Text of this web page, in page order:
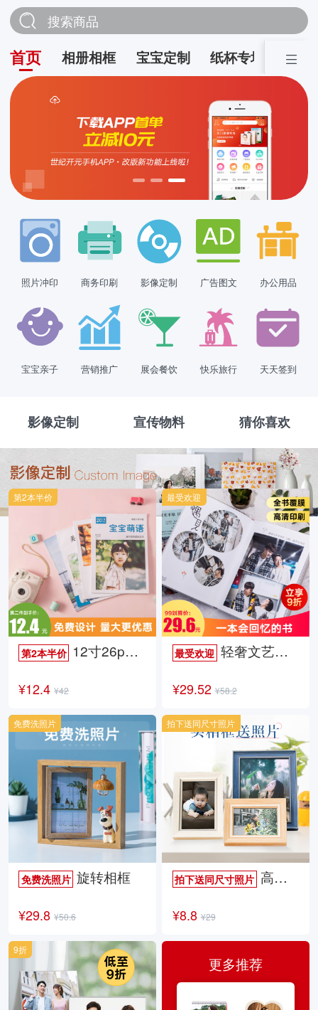
搜索商品
首页 相册相框 宝宝定制 纸杯专场 营销
照片冲印 商务印刷 影像定制 广告图文 办公用品
宝宝亲子 营销推广 展会餐饮 快乐旅行 天天签到
影像定制 宣传物料 猜你喜欢
第2本半价 12寸26p时尚杂志册
¥12.4 ¥42
第2本半价
最受欢迎 轻奢文艺照片书
¥29.52 ¥58.2
最受欢迎
免费洗照片 旋转相框
¥29.8 ¥50.6
免费洗照片
拍下送同尺寸照片高档欧式相框
¥8.8 ¥29
拍下送同尺寸照片
9折
更多推荐